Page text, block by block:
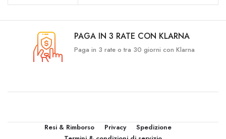
PAGA IN 3 RATE CON KLARNA
Paga in 3 rate o tra 30 giorni con Klarna
Resi & Rimborso Privacy
Spedizione